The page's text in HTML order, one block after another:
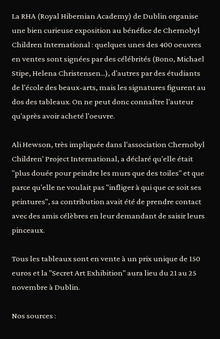
La RHA (Royal Hibernian Academy) de Dublin organise
une bien curieuse exposition au bénéfice de Chernobyl
Children International : quelques unes des 400 oeuvres
en ventes sont signées par des célébrités (Bono, Michael
Stipe, Helena Christensen...), d'autres par des étudiants
de l'école des beaux-arts, mais les signatures figurent au
dos des tableaux. On ne peut donc connaître l'auteur
qu'après avoir acheté l'oeuvre.
Ali Hewson, très impliquée dans l'association Chernobyl
Children' Project International, a déclaré qu'elle était
"plus douée pour peindre les murs que des toiles" et que
parce qu'elle ne voulait pas "infliger à qui que ce soit ses
peintures", sa contribution avait été de prendre contact
avec des amis célèbres en leur demandant de saisir leurs
pinceaux.
Tous les tableaux sont en vente à un prix unique de 150
euros et la "Secret Art Exhibition" aura lieu du 21 au 25
novembre à Dublin.
Nos sources :